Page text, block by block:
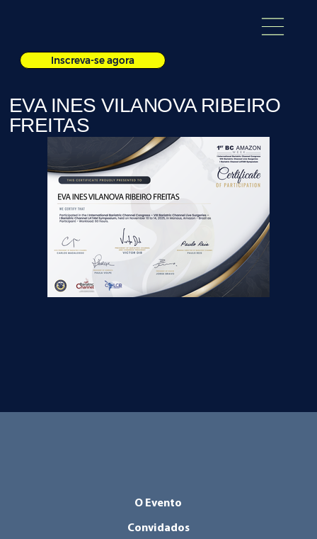
Inscreva-se agora
EVA INES VILANOVA RIBEIRO
FREITAS
O Evento
Convidados